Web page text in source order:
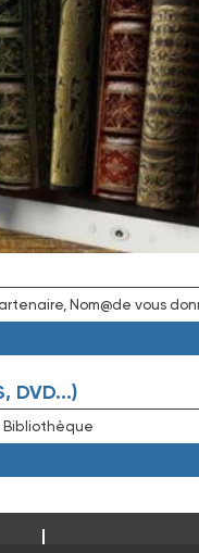
Nom@de vous
DVD...)